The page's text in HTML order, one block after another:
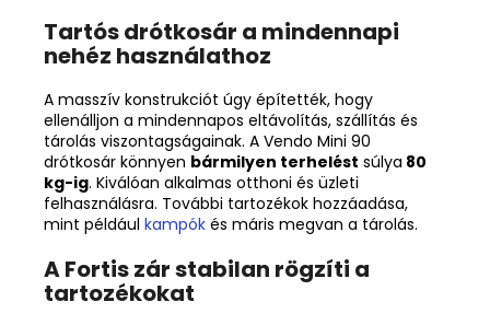
Tartós drótkosár a mindennapi
nehéz használathoz
A masszív konstrukciót úgy építették, hogy
ellenálljon a mindennapos eltávolítás, szállítás és
tárolás viszontagságainak. A Vendo Mini 90
drótkosár könnyen bármilyen terhelést súlya 80
kg-ig. Kiválóan alkalmas otthoni és üzleti
felhasználásra. További tartozékok hozzáadása,
mint például kampók és máris megvan a tárolás.
A Fortis zár stabilan rögzíti a
tartozékokat